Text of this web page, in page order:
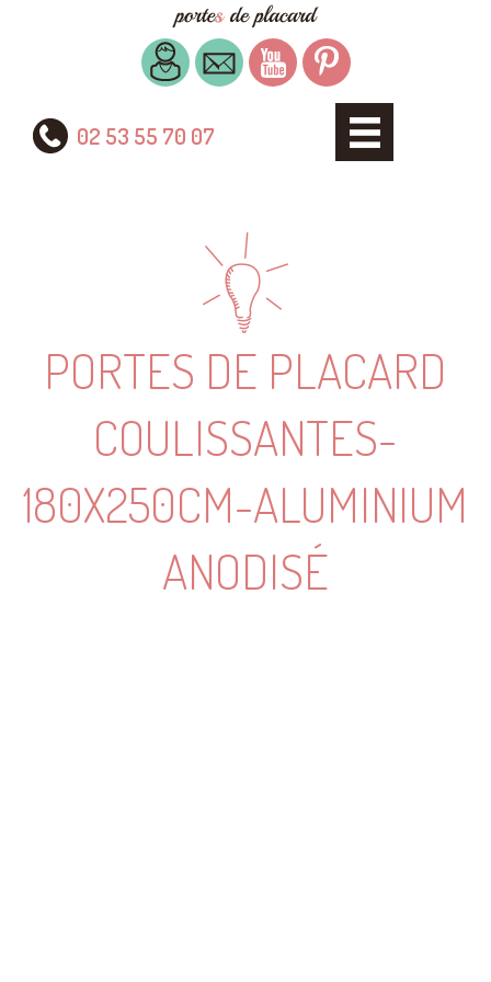
02 53 55 70 07
PORTES DE PLACARD
COULISSANTES-
180X250CM-ALUMINIUM
ANODISÉ